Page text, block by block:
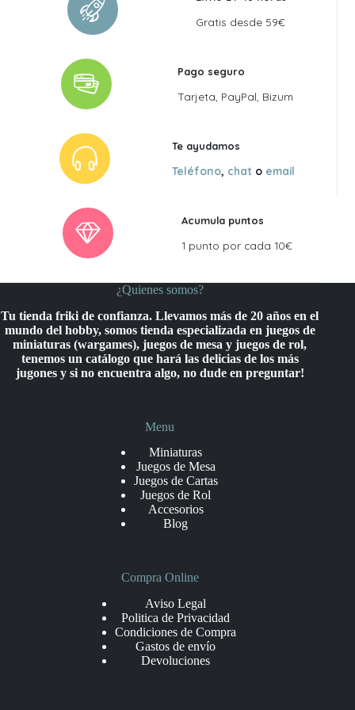
Gratis desde 59€
Pago seguro
Tarjeta, PayPal, Bizum
Te ayudamos
Teléfono, chat o email
Acumula puntos
1 punto por cada 10€
¿Quienes somos?
Tu tienda friki de confianza. Llevamos más de 20 años en el
mundo del hobby, somos tienda especializada en juegos de
miniaturas (wargames), juegos de mesa y juegos de rol,
tenemos un catálogo que hará las delicias de los más
jugones y si no encuentra algo, no dude en preguntar!
Menu
Miniaturas
Juegos de Mesa
Juegos de Cartas
Juegos de Rol
Accesorios
Blog
Compra Online
Aviso Legal
Politica de Privacidad
Condiciones de Compra
Gastos de envío
Devoluciones